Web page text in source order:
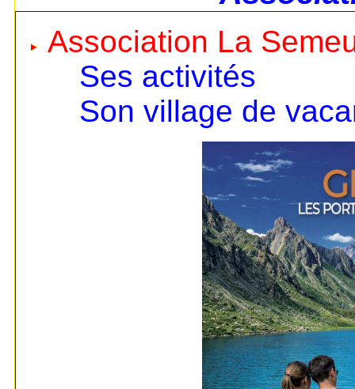
Association La
Ses activités
Son village de